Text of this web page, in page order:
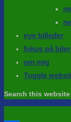
nye billeder
fokus på biler
om mig
Toggle
Search this website